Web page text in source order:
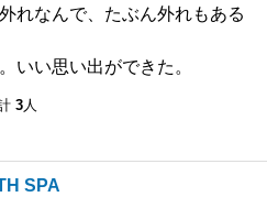
れなんで、たぶん外れもある
いい思い出ができた。
3人
SPA